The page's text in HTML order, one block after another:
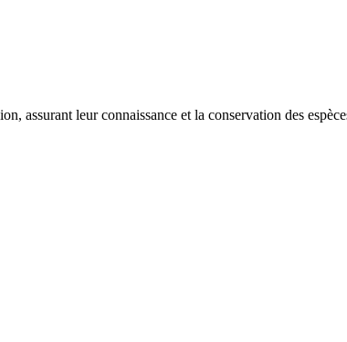
assurant leur connaissance et la conservation des